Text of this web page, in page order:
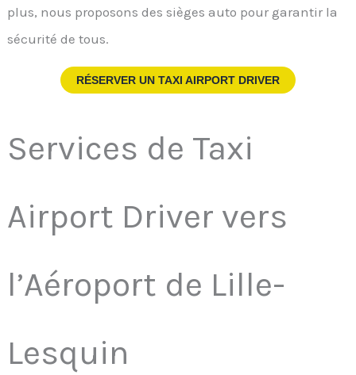
plus, nous proposons des sièges auto pour garantir la
sécurité de tous.
RÉSERVER UN TAXI AIRPORT DRIVER
Services de Taxi
Airport Driver vers
l’Aéroport de Lille-
Lesquin